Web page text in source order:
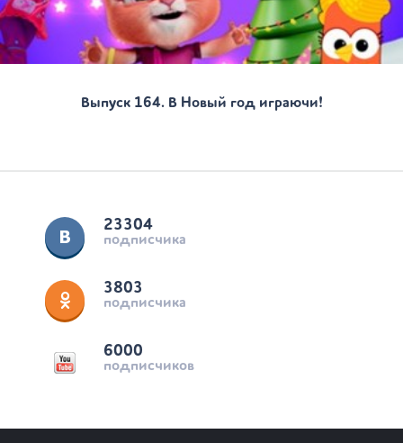
Выпуск 164. В Новый год играючи!
23304
подписчика
3803
подписчика
6000
подписчиков